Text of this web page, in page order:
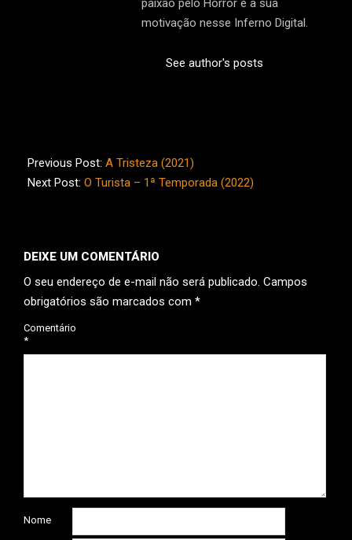
paixão pelo Horror é a sua
motivação nesse Inferno Digital.
See author's posts
04-
30
Previous Post: A Tristeza (2021)
Next Post: O Turista – 1ª Temporada (2022)
DEIXE UM COMENTÁRIO
O seu endereço de e-mail não será publicado. Campos
obrigatórios são marcados com *
Comentário
*
Nome